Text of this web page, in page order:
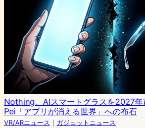
Nothing、AIスマートグラスを2027
Pei「アプリが消える世界」への布石
VR/ARニュース ｜ ガジェットニュース